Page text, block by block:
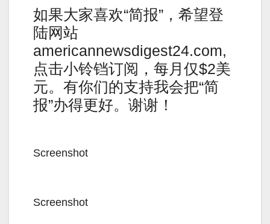
如果大家喜欢“简报”，希望登
陆网站
americannewsdigest24.com,
点击小铃铛订阅，每月仅$2美
元。有你们的支持我会把“简
报”办得更好。谢谢！
Screenshot
Screenshot